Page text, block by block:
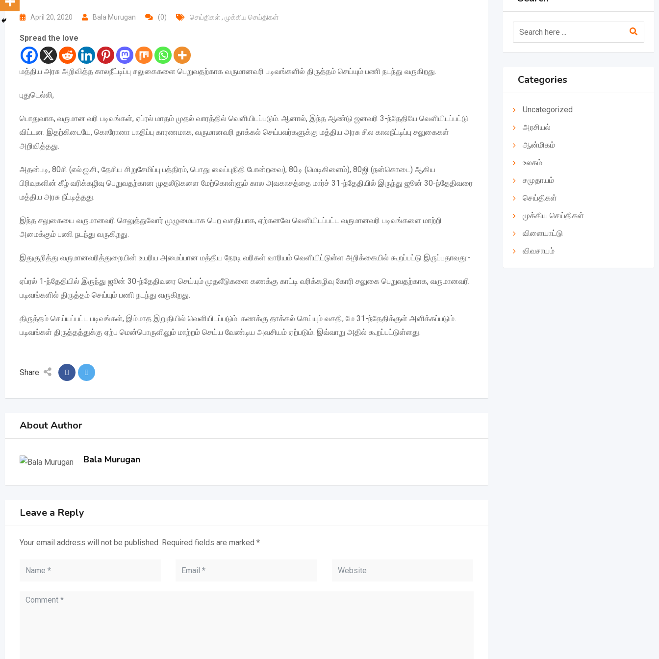
April 20, 2020 Bala Murugan (0) செய்திகள் , முக்கிய செய்திகள்
Spread the love
மத்திய அரசு அறிவித்த காலநீட்டிப்பு சலுகைகளை பெறுவதற்காக வருமானவரி படிவங்களில் திருத்தம் செய்யும் பணி நடந்து வருகிறது.
புதுடெல்லி,
பொதுவாக, வருமான வரி படிவங்கள், ஏப்ரல் மாதம் முதல் வாரத்தில் வெளியிடப்படும். ஆனால், இந்த ஆண்டு ஜனவரி 3-ந்தேதியே வெளியிடப்பட்டு
விட்டன. இதற்கிடையே, கொரோனா பாதிப்பு காரணமாக, வருமானவரி தாக்கல் செய்பவர்களுக்கு மத்திய அரசு சில காலநீட்டிப்பு சலுகைகள்
அறிவித்தது.
அதன்படி, 80சி (எல்.ஐ.சி., தேசிய சிறுசேமிப்பு பத்திரம், பொது வைப்புநிதி போன்றவை), 80டி (மெடிகிளைம்), 80ஜி (நன்கொடை) ஆகிய
பிரிவுகளின் கீழ் வரிக்கழிவு பெறுவதற்கான முதலீடுகளை மேற்கொள்ளும் கால அவகாசத்தை மார்ச் 31-ந்தேதியில் இருந்து ஜூன் 30-ந்தேதிவரை
மத்திய அரசு நீட்டித்தது.
இந்த சலுகையை வருமானவரி செலுத்துவோர் முழுமையாக பெற வசதியாக, ஏற்கனவே வெளியிடப்பட்ட வருமானவரி படிவங்களை மாற்றி
அமைக்கும் பணி நடந்து வருகிறது.
இதுகுறித்து வருமானவரித்துறையின் உயரிய அமைப்பான மத்திய நேரடி வரிகள் வாரியம் வெளியிட்டுள்ள அறிக்கையில் கூறப்பட்டு இருப்பதாவது:-
ஏப்ரல் 1-ந்தேதியில் இருந்து ஜூன் 30-ந்தேதிவரை செய்யும் முதலீடுகளை கணக்கு காட்டி வரிக்கழிவு கோரி சலுகை பெறுவதற்காக, வருமானவரி
படிவங்களில் திருத்தம் செய்யும் பணி நடந்து வருகிறது.
திருத்தம் செய்யப்பட்ட படிவங்கள், இம்மாத இறுதியில் வெளியிடப்படும். கணக்கு தாக்கல் செய்யும் வசதி, மே 31-ந்தேதிக்குள் அளிக்கப்படும்.
படிவங்கள் திருத்தத்துக்கு ஏற்ப மென்பொருளிலும் மாற்றம் செய்ய வேண்டிய அவசியம் ஏற்படும். இவ்வாறு அதில் கூறப்பட்டுள்ளது.
Share
About Author
Bala Murugan
Leave a Reply
Your email address will not be published. Required fields are marked *
Categories
Uncategorized
அரசியல்
ஆன்மிகம்
உலகம்
சமுதாயம்
செய்திகள்
முக்கிய செய்திகள்
விளையாட்டு
விவசாயம்